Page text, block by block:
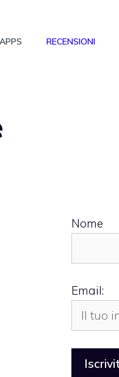
RECENSIONI
Nome
Email: